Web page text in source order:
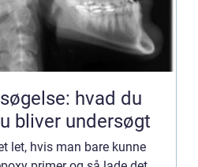
hvad du
bliver undersøgt
let, hvis man bare kunne